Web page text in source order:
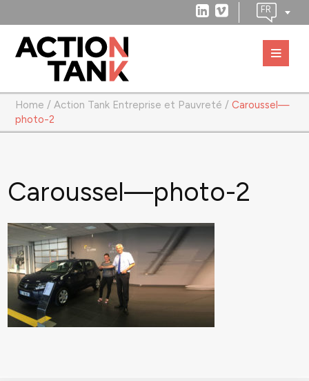
Home /Action Tank Entreprise et Pauvreté /Caroussel—
photo-2
Caroussel—photo-2